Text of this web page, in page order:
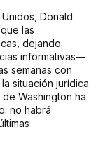
Donald
las
dejando
informativas—
semanas con
situación jurídica
Washington ha
no habrá